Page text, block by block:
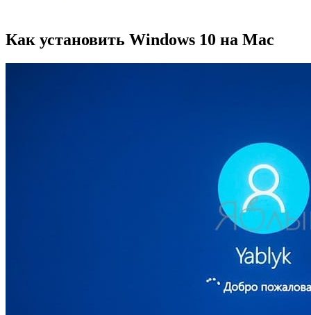
Как установить Windows 10 на Mac